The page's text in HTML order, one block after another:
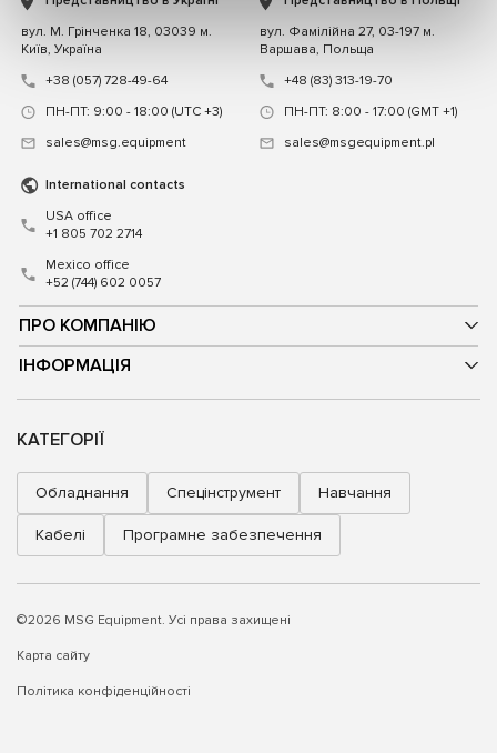
ПРО КОМПАНІЮ
ІНФОРМАЦІЯ
вул. М. Грінченка 18, 03039 м.
Київ, Україна
+38 (057) 728-49-64
ПН-ПТ: 9:00 - 18:00 (UTC +3)
sales@msg.equipment
вул. Фамілійна 27, 03-197 м.
Варшава, Польща
+48 (83) 313-19-70
ПН-ПТ: 8:00 - 17:00 (GMT +1)
sales@msgequipment.pl
International contacts
USA office
+1 805 702 2714
Mexico office
+52 (744) 602 0057
КАТЕГОРІЇ
Обладнання Спецінструмент Навчання
Кабелі Програмне забезпечення
©2026 MSG Equipment. Усі права захищені
Карта сайту
Політика конфіденційності